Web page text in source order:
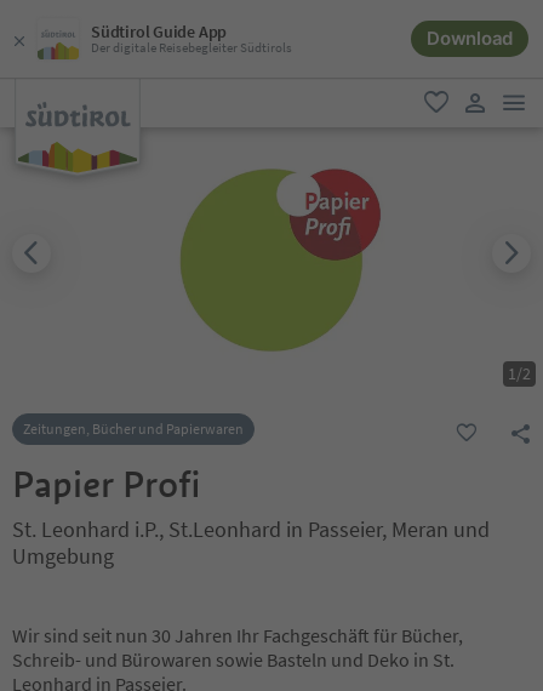
Südtirol Guide App
Der digitale Reisebegleiter Südtirols Download
favorit
1/2
Zeitungen, Bücher und Papierwaren
Papier Profi
St. Leonhard i.P., St.Leonhard in Passeier, Meran und
Umgebung
Wir sind seit nun 30 Jahren Ihr Fachgeschäft für Bücher,
Schreib- und Bürowaren sowie Basteln und Deko in St.
Leonhard in Passeier.